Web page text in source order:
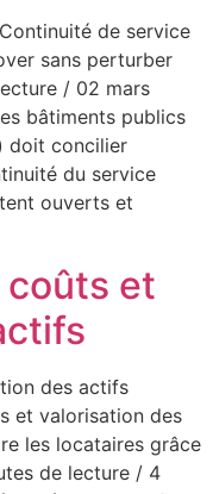
de service
sans perturber
/ 02 mars
bâtiments publics
doit concilier
du service
ouverts et
et
des actifs
et valorisation des
les locataires grâce
de lecture / 4